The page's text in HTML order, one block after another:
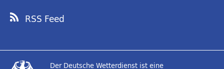
RSS Feed
Der Deutsche Wetterdienst ist eine